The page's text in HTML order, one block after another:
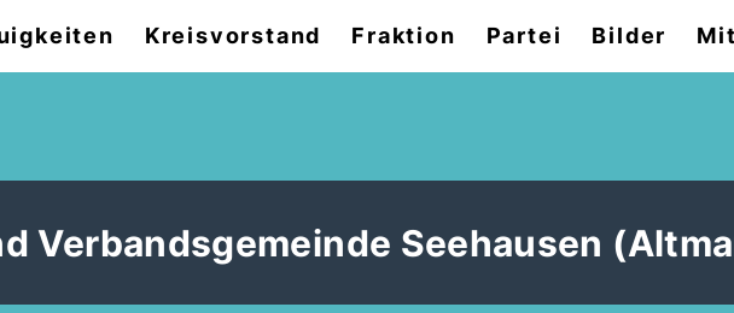
Kreisvorstand Fraktion Partei Bilder
Verbandsgemeinde Seehausen